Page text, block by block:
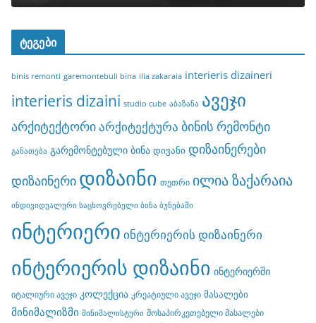
ტეგები
binis remonti garemontebuli bina ilia zakaraia interieris dizaineri
interieris dizaini studio cube აბაზანა ავეჯი
არქიტექტორიარქიტექტურა ბინის რემონტი
განათება გარემონტებული ბინა დივანი დიზაინერები
დიზაინერი დიზაინი თეთრი ილია ზაქარაია
ინდივიდუალური საცხოვრებელი ბინა ბუნებაში
ინტერიერი ინტერიერის დიზაინერი
ინტერიერის დიზაინი ინტერიერში
იტალიური ავეჯი კოლექცია კრეატიული ავეჯი მასალები
მინიმალიზმი მინიმალისტური მოსაპირკეთებელი მასალები